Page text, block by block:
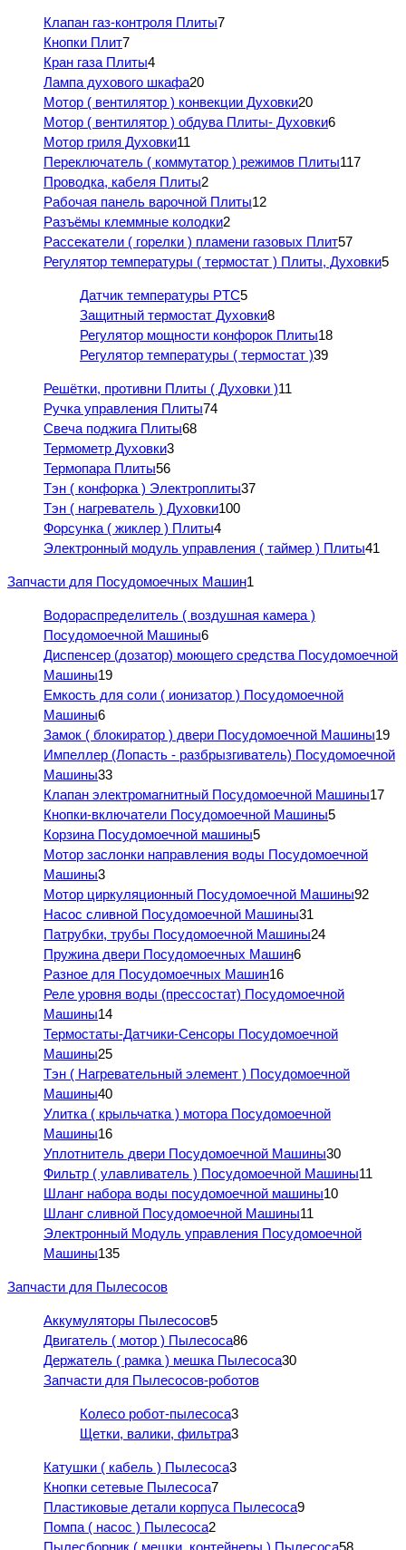
Клапан газ-контроля Плиты7
Кнопки Плит7
Кран газа Плиты4
Лампа духового шкафа20
Мотор ( вентилятор ) конвекции Духовки20
Мотор ( вентилятор ) обдува Плиты- Духовки6
Мотор гриля Духовки11
Переключатель ( коммутатор ) режимов Плиты117
Проводка, кабеля Плиты2
Рабочая панель варочной Плиты12
Разъёмы клеммные колодки2
Рассекатели ( горелки ) пламени газовых Плит57
Регулятор температуры ( термостат ) Плиты, Духовки5
Датчик температуры PTC5
Защитный термостат Духовки8
Регулятор мощности конфорок Плиты18
Регулятор температуры ( термостат )39
Решётки, противни Плиты ( Духовки )11
Ручка управления Плиты74
Свеча поджига Плиты68
Термометр Духовки3
Термопара Плиты56
Тэн ( конфорка ) Электроплиты37
Тэн ( нагреватель ) Духовки100
Форсунка ( жиклер ) Плиты4
Электронный модуль управления ( таймер ) Плиты41
Запчасти для Посудомоечных Машин1
Водораспределитель ( воздушная камера )
Посудомоечной Машины6
Диспенсер (дозатор) моющего средства Посудомоечной
Машины19
Емкость для соли ( ионизатор ) Посудомоечной
Машины6
Замок ( блокиратор ) двери Посудомоечной Машины19
Импеллер (Лопасть - разбрызгиватель) Посудомоечной
Машины33
Клапан электромагнитный Посудомоечной Машины17
Кнопки-включатели Посудомоечной Машины5
Корзина Посудомоечной машины5
Мотор заслонки направления воды Посудомоечной
Машины3
Мотор циркуляционный Посудомоечной Машины92
Насос сливной Посудомоечной Машины31
Патрубки, трубы Посудомоечной Машины24
Пружина двери Посудомоечных Машин6
Разное для Посудомоечных Машин16
Реле уровня воды (прессостат) Посудомоечной
Машины14
Термостаты-Датчики-Сенсоры Посудомоечной
Машины25
Тэн ( Нагревательный элемент ) Посудомоечной
Машины40
Улитка ( крыльчатка ) мотора Посудомоечной
Машины16
Уплотнитель двери Посудомоечной Машины30
Фильтр ( улавливатель ) Посудомоечной Машины11
Шланг набора воды посудомоечной машины10
Шланг сливной Посудомоечной Машины11
Электронный Модуль управления Посудомоечной
Машины135
Запчасти для Пылесосов
Аккумуляторы Пылесосов5
Двигатель ( мотор ) Пылесоса86
Держатель ( рамка ) мешка Пылесоса30
Запчасти для Пылесосов-роботов
Колесо робот-пылесоса3
Щетки, валики, фильтра3
Катушки ( кабель ) Пылесоса3
Кнопки сетевые Пылесоса7
Пластиковые детали корпуса Пылесоса9
Помпа ( насос ) Пылесоса2